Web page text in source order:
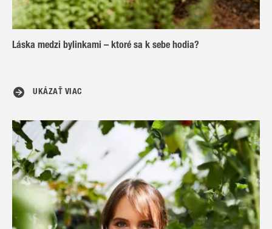
Láska medzi bylinkami – ktoré sa k sebe hodia?
UKÁZAŤ VIAC